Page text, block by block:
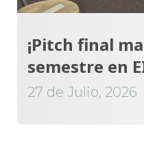
¡Pitch final
semestre en
27 de Julio, 2026